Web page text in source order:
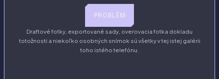
PROBLÉM
Draftové fotky, exportované sady, overovacia fotka dokladu
totožnosti a niekoľko osobných snímok sú všetky v tej istej galérii
toho istého telefónu.